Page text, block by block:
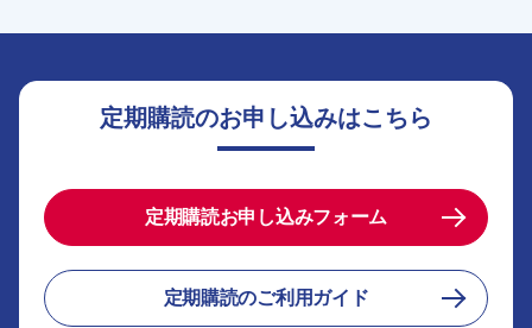
定期購読のお申し込みはこちら
定期購読お申し込みフォーム
定期購読のご利用ガイド